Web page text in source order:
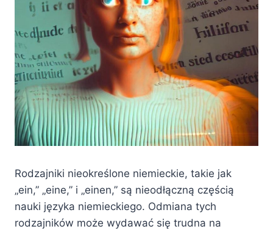
Rodzajniki nieokreślone niemieckie, takie jak
„ein,” „eine,” i „einen,” są nieodłączną częścią
nauki języka niemieckiego. Odmiana tych
rodzajników może wydawać się trudna na